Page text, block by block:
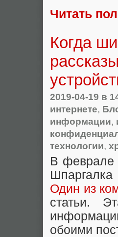
Читать
Когда
2019-04-19 в
интернете,
информации,
технологии,
В феврале
Один из
статьи.
обоими